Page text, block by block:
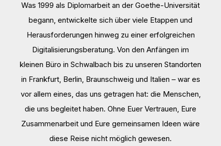
Was 1999 als Diplomarbeit an der Goethe-Universität
begann, entwickelte sich über viele Etappen und
Herausforderungen hinweg zu einer erfolgreichen
Digitalisierungsberatung. Von den Anfängen im
kleinen Büro in Schwalbach bis zu unseren Standorten
in Frankfurt, Berlin, Braunschweig und Italien – war es
vor allem eines, das uns getragen hat: die Menschen,
die uns begleitet haben. Ohne Euer Vertrauen, Eure
Zusammenarbeit und Eure gemeinsamen Ideen wäre
diese Reise nicht möglich gewesen.